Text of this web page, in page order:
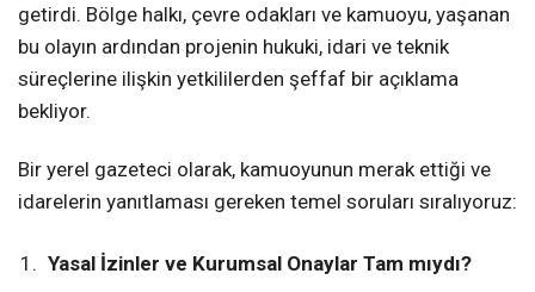
getirdi. Bölge halkı, çevre odakları ve kamuoyu, yaşanan
bu olayın ardından projenin hukuki, idari ve teknik
süreçlerine ilişkin yetkililerden şeffaf bir açıklama
bekliyor.
Bir yerel gazeteci olarak, kamuoyunun merak ettiği ve
idarelerin yanıtlaması gereken temel soruları sıralıyoruz:
Yasal İzinler ve Kurumsal Onaylar Tam mıydı?